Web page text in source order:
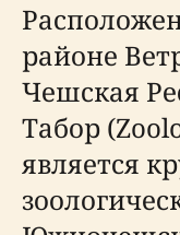
районе
Чешская
Табор
является